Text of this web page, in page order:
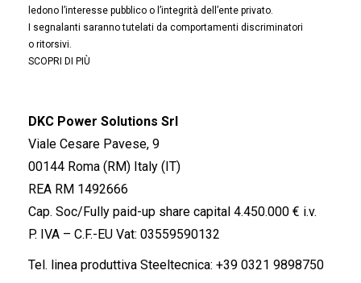
ledono l’interesse pubblico o l’integrità dell’ente privato.
I segnalanti saranno tutelati da comportamenti discriminatori
o ritorsivi.
SCOPRI DI PIÙ
DKC Power Solutions Srl
Viale Cesare Pavese, 9
00144 Roma (RM) Italy (IT)
REA RM 1492666
Cap. Soc/Fully paid-up share capital 4.450.000 € i.v.
P. IVA – C.F.-EU Vat: 03559590132
Tel. linea produttiva Steeltecnica: +39 0321 9898750